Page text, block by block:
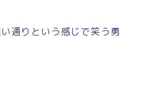
通りという感じで笑う勇